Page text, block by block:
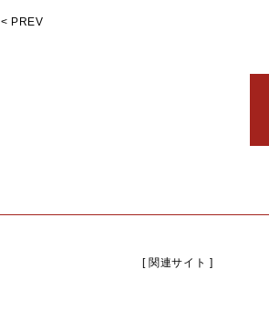
< PREV
[ 関連サイト ]